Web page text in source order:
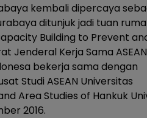
kembali dipercaya
ditunjuk jadi tuan
Building to Prevent
Jenderal Kerja Sama
bekerja sama dengan
Studi ASEAN Universitas
Area Studies of Hankuk
2016.